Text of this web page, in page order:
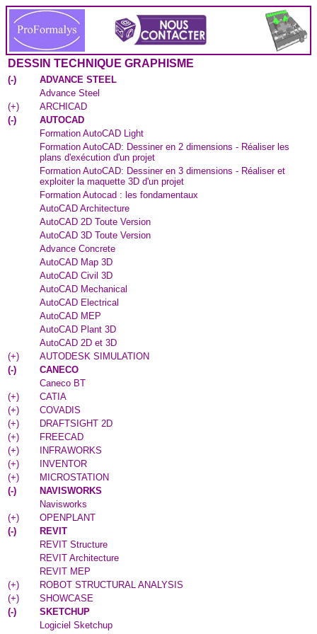
DESSIN TECHNIQUE GRAPHISME
(-)
ADVANCE STEEL
Advance Steel
(+)
ARCHICAD
(-)
AUTOCAD
Formation AutoCAD Light
Formation AutoCAD: Dessiner en 2 dimensions - Réaliser les
plans d'exécution d'un projet
Formation AutoCAD: Dessiner en 3 dimensions - Réaliser et
exploiter la maquette 3D d'un projet
Formation Autocad : les fondamentaux
AutoCAD Architecture
AutoCAD 2D Toute Version
AutoCAD 3D Toute Version
Advance Concrete
AutoCAD Map 3D
AutoCAD Civil 3D
AutoCAD Mechanical
AutoCAD Electrical
AutoCAD MEP
AutoCAD Plant 3D
AutoCAD 2D et 3D
(+)
AUTODESK SIMULATION
(-)
CANECO
Caneco BT
(+)
CATIA
(+)
COVADIS
(+)
DRAFTSIGHT 2D
(+)
FREECAD
(+)
INFRAWORKS
(+)
INVENTOR
(+)
MICROSTATION
(-)
NAVISWORKS
Navisworks
(+)
OPENPLANT
(-)
REVIT
REVIT Structure
REVIT Architecture
REVIT MEP
(+)
ROBOT STRUCTURAL ANALYSIS
(+)
SHOWCASE
(-)
SKETCHUP
Logiciel Sketchup